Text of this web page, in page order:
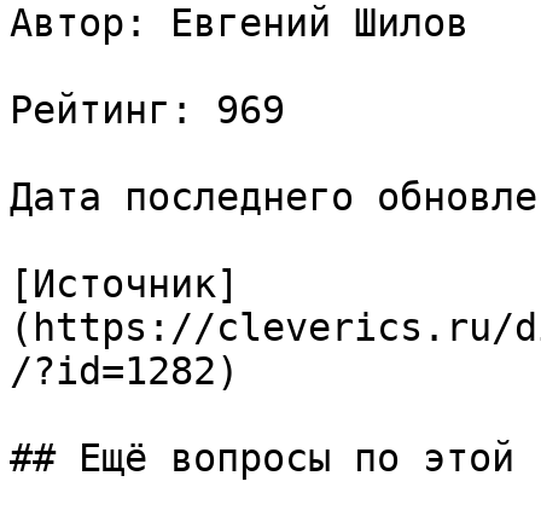
Автор: Евгений Шилов
Рейтинг: 969
Дата последнего
[Источник]
(https://cleverics.ru/
/?id=1282)
## Ещё вопросы по этой